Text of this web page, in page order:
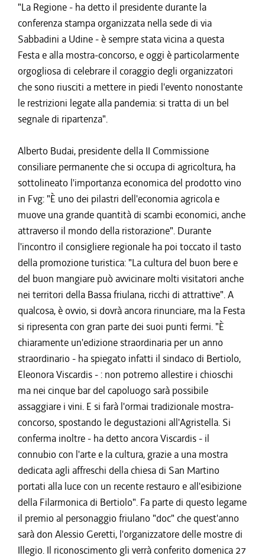
"La Regione - ha detto il presidente durante la
conferenza stampa organizzata nella sede di via
Sabbadini a Udine - è sempre stata vicina a questa
Festa e alla mostra-concorso, e oggi è particolarmente
orgogliosa di celebrare il coraggio degli organizzatori
che sono riusciti a mettere in piedi l'evento nonostante
le restrizioni legate alla pandemia: si tratta di un bel
segnale di ripartenza".
Alberto Budai, presidente della II Commissione
consiliare permanente che si occupa di agricoltura, ha
sottolineato l'importanza economica del prodotto vino
in Fvg: "È uno dei pilastri dell'economia agricola e
muove una grande quantità di scambi economici, anche
attraverso il mondo della ristorazione". Durante
l'incontro il consigliere regionale ha poi toccato il tasto
della promozione turistica: "La cultura del buon bere e
del buon mangiare può avvicinare molti visitatori anche
nei territori della Bassa friulana, ricchi di attrattive". A
qualcosa, è ovvio, si dovrà ancora rinunciare, ma la Festa
si ripresenta con gran parte dei suoi punti fermi. "È
chiaramente un'edizione straordinaria per un anno
straordinario - ha spiegato infatti il sindaco di Bertiolo,
Eleonora Viscardis - : non potremo allestire i chioschi
ma nei cinque bar del capoluogo sarà possibile
assaggiare i vini. E si farà l'ormai tradizionale mostra-
concorso, spostando le degustazioni all'Agristella. Si
conferma inoltre - ha detto ancora Viscardis - il
connubio con l'arte e la cultura, grazie a una mostra
dedicata agli affreschi della chiesa di San Martino
portati alla luce con un recente restauro e all'esibizione
della Filarmonica di Bertiolo". Fa parte di questo legame
il premio al personaggio friulano "doc" che quest'anno
sarà don Alessio Geretti, l'organizzatore delle mostre di
Illegio. Il riconoscimento gli verrà conferito domenica 27